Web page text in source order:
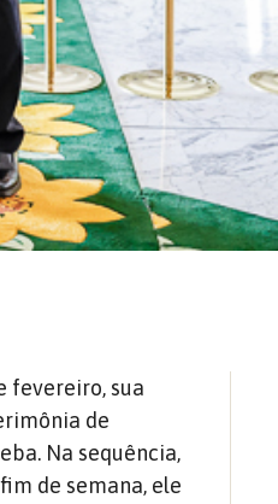
fevereiro, sua
de
Na sequência,
de semana, ele